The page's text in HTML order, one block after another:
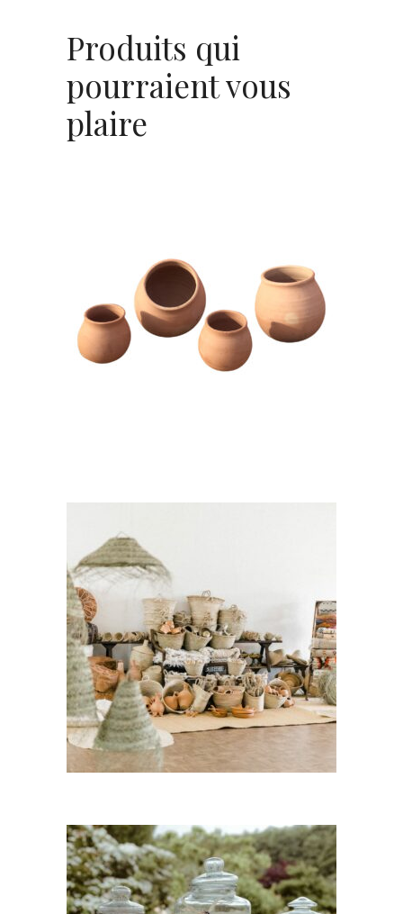
Produits qui
pourraient vous
plaire
Grand Bol Terracota –
« Nala »
3,80 €
Suspension palmier chapeau
« Raïra »
13,00€